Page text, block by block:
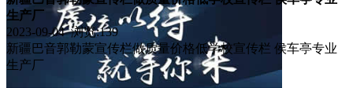
生产厂
2023-09-04 浏览:139
新疆巴音郭勒蒙宣传栏做质量价格低学校宣传栏 侯车亭专业
生产厂